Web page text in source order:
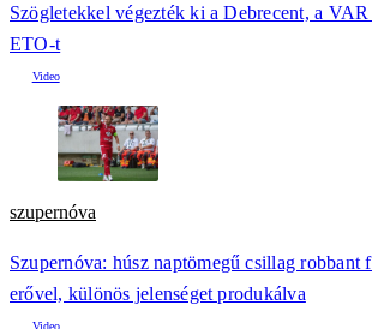
Szögletekkel végezték ki a Debrecent, a VAR
ETO-t
szupernóva
Szupernóva: húsz naptömegű csillag robbant
erővel, különös jelenséget produkálva